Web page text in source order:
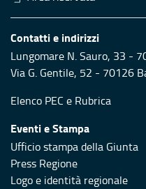
Contatti e indirizzi
Lungomare N. Sauro, 33 -
Via G. Gentile, 52 - 70126
Elenco PEC e Rubrica
Eventi e Stampa
Ufficio stampa della Giunta
Press Regione
Logo e identità regionale